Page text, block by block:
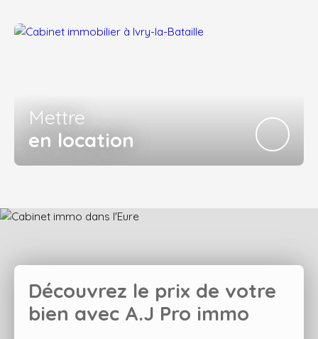
Mettre
en location
Découvrez le prix de votre
bien avec A.J Pro immo